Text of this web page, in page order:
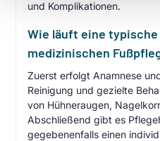
und Komplikationen.
Wie läuft eine
medizinischen
Zuerst erfolgt Anamnese
Reinigung und gezielte
von Hühneraugen,
Abschließend gibt es
gegebenenfalls einen